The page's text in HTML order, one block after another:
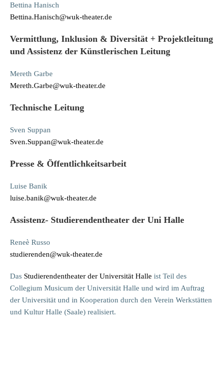
Bettina Hanisch
Bettina.Hanisch@wuk-theater.de
Vermittlung, Inklusion & Diversität + Projektleitung
und Assistenz der Künstlerischen Leitung
Mereth Garbe
Mereth.Garbe@wuk-theater.de
Technische Leitung
Sven Suppan
Sven.Suppan@wuk-theater.de
Presse & Öffentlichkeitsarbeit
Luise Banik
luise.banik@wuk-theater.de
Assistenz- Studierendentheater der Uni Halle
Reneè Russo
studierenden@wuk-theater.de
Das Studierendentheater der Universität Halle ist Teil des
Collegium Musicum der Universität Halle und wird im Auftrag
der Universität und in Kooperation durch den Verein Werkstätten
und Kultur Halle (Saale) realisiert.